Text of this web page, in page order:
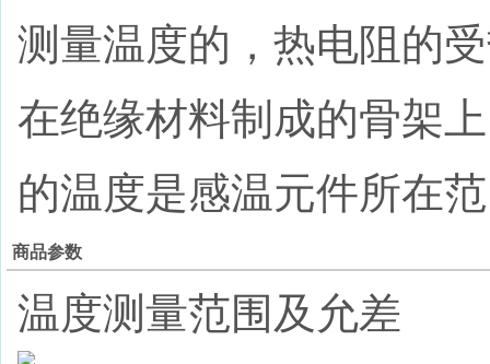
测量温度的，热电阻的
在绝缘材料制成的骨架
的温度是感温元件所在
商品参数
温度测量范围及允差